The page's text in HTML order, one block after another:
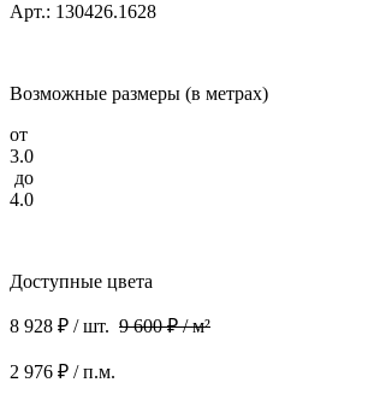
Арт.: 130426.1628
Возможные размеры (в метрах)
от
3.0
до
4.0
Доступные цвета
8 928 ₽ / шт. 9 600 ₽ / м²
2 976 ₽ / п.м.